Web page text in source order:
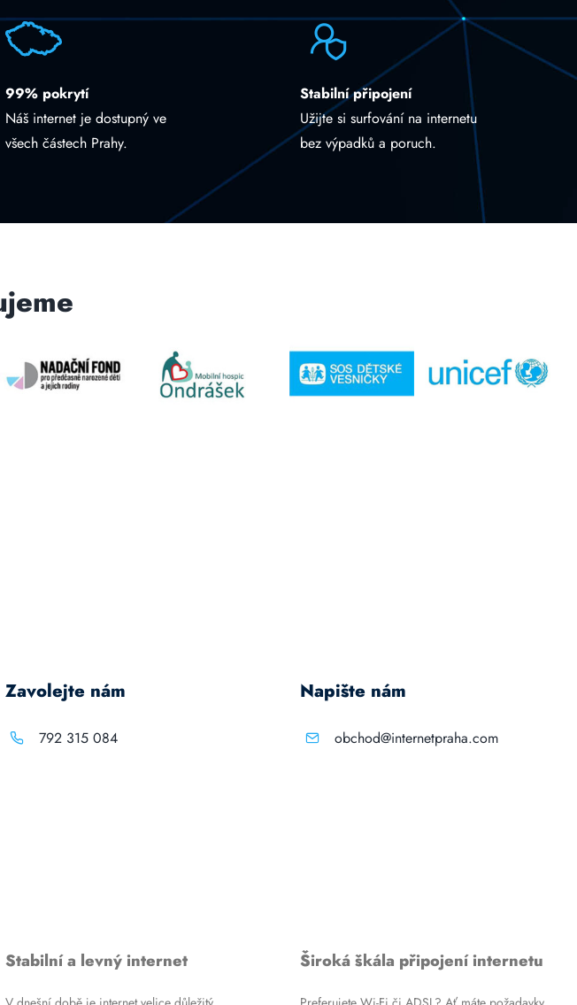
99% pokrytí
Náš internet je dostupný ve
všech částech Prahy.
Stabilní připojení
Užijte si surfování na internetu
bez výpadků a poruch.
Zavolejte nám
792 315 084
Napište nám
obchod@internetpraha.com
Stabilní a levný internet Široká škála připojení internetu